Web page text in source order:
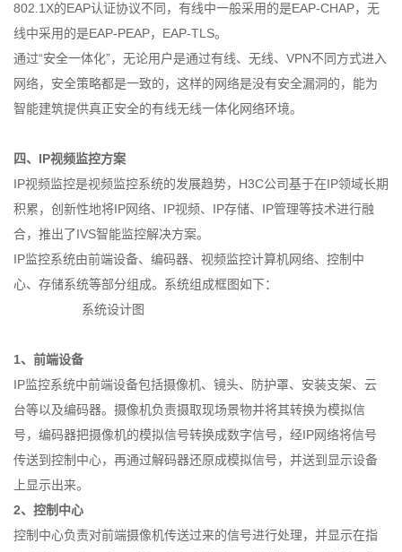
802.1X的EAP认证协议不同，有线中一般采用的是EAP-CHAP，无
线中采用的是EAP-PEAP，EAP-TLS。
通过“安全一体化”，无论用户是通过有线、无线、VPN不同方式进入
网络，安全策略都是一致的，这样的网络是没有安全漏洞的，能为
智能建筑提供真正安全的有线无线一体化网络环境。
四、IP视频监控方案
IP视频监控是视频监控系统的发展趋势，H3C公司基于在IP领域长期
积累，创新性地将IP网络、IP视频、IP存储、IP管理等技术进行融
合，推出了IVS智能监控解决方案。
IP监控系统由前端设备、编码器、视频监控计算机网络、控制中
心、存储系统等部分组成。系统组成框图如下：
系统设计图
1、前端设备
IP监控系统中前端设备包括摄像机、镜头、防护罩、安装支架、云
台等以及编码器。摄像机负责摄取现场景物并将其转换为模拟信
号，编码器把摄像机的模拟信号转换成数字信号，经IP网络将信号
传送到控制中心，再通过解码器还原成模拟信号，并送到显示设备
上显示出来。
2、控制中心
控制中心负责对前端摄像机传送过来的信号进行处理，并显示在指